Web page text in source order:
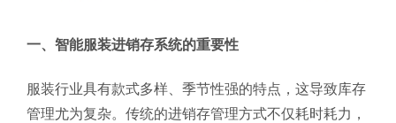
一、智能服装进销存系统的重要性
服装行业具有款式多样、季节性强的特点，这导致库存
管理尤为复杂。传统的进销存管理方式不仅耗时耗力，